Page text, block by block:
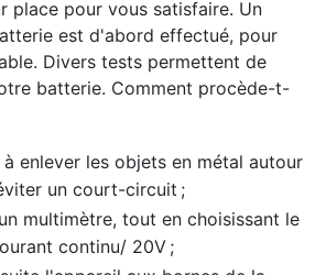
place pour vous satisfaire. Un
est d'abord effectué, pour
Divers tests permettent de
batterie. Comment procède-t-
à enlever les objets en métal autour
un court-circuit ;
multimètre, tout en choisissant le
continu/ 20V ;